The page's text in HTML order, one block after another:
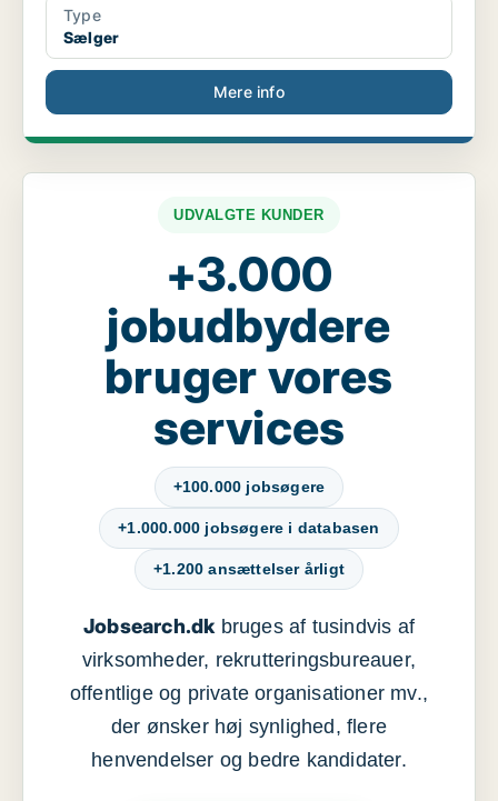
Type
Sælger
Mere info
UDVALGTE KUNDER
+3.000
jobudbydere
bruger vores
services
+100.000 jobsøgere
+1.000.000 jobsøgere i databasen
+1.200 ansættelser årligt
Jobsearch.dkbruges af tusindvis af
virksomheder, rekrutteringsbureauer,
offentlige og private organisationer mv.,
der ønsker høj synlighed, flere
henvendelser og bedre kandidater.